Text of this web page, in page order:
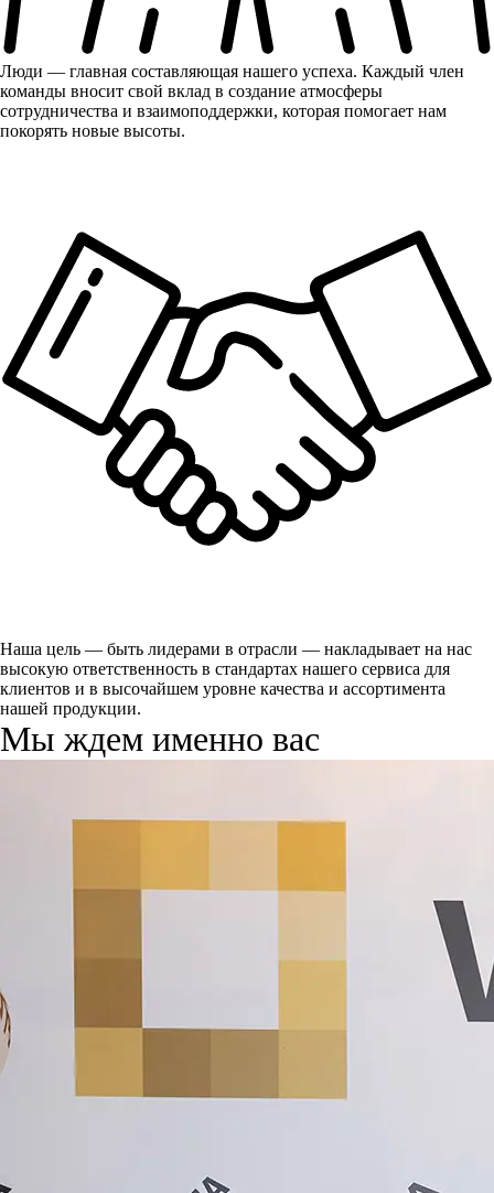
Люди — главная составляющая нашего успеха. Каждый член
команды вносит свой вклад в создание атмосферы
сотрудничества и взаимоподдержки, которая помогает нам
покорять новые высоты.
Наша цель — быть лидерами в отрасли — накладывает на нас
высокую ответственность в стандартах нашего сервиса для
клиентов и в высочайшем уровне качества и ассортимента
нашей продукции.
Мы ждем именно вас